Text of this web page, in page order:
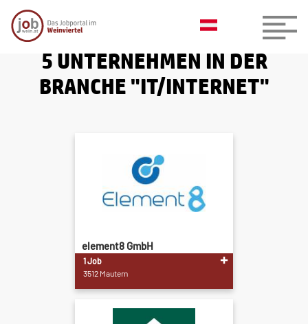
5 UNTERNEHMEN IN DER
BRANCHE "IT/INTERNET"
element8 GmbH
1 Job
3512 Mautern